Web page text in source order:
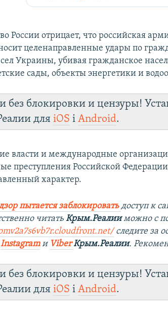
России отрицает, что российская
целенаправленные удары по
сел Украины, убивая гражданское
сады, объекты энергетики и
без блокировки и цензуры!
дляiOS іAndroid.
власти и международные
преступления Российской
характер.
пытается заблокировать доступ к
читатьКрым.Реалииможно с
следите за
Instagramи Viber Крым.Реалии.
без блокировки и цензуры!
дляiOS іAndroid.